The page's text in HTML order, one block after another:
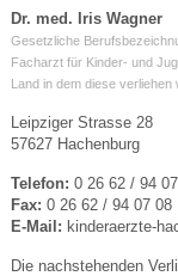
Dr. med. Iris Wagner
Gesetzliche
Facharzt für Kinder- und
Land in dem diese
Leipziger Strasse 28
57627 Hachenburg
Telefon: 0 26 62 / 94
Fax: 0 26 62 / 94 07 08
E-Mail: kinderaerzte-
Die nachstehenden